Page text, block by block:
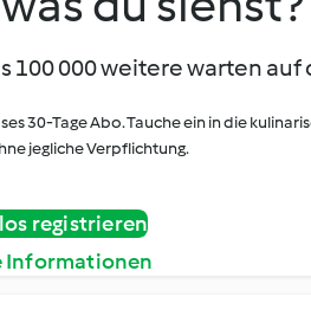
100 000 weitere warten auf
30-Tage Abo. Tauche ein in die
jegliche Verpflichtung.
registrieren
Informationen